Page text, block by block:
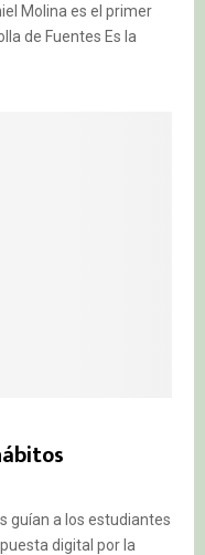
Molina es el primer
de Fuentes Es la
guían a los estudiantes
digital por la